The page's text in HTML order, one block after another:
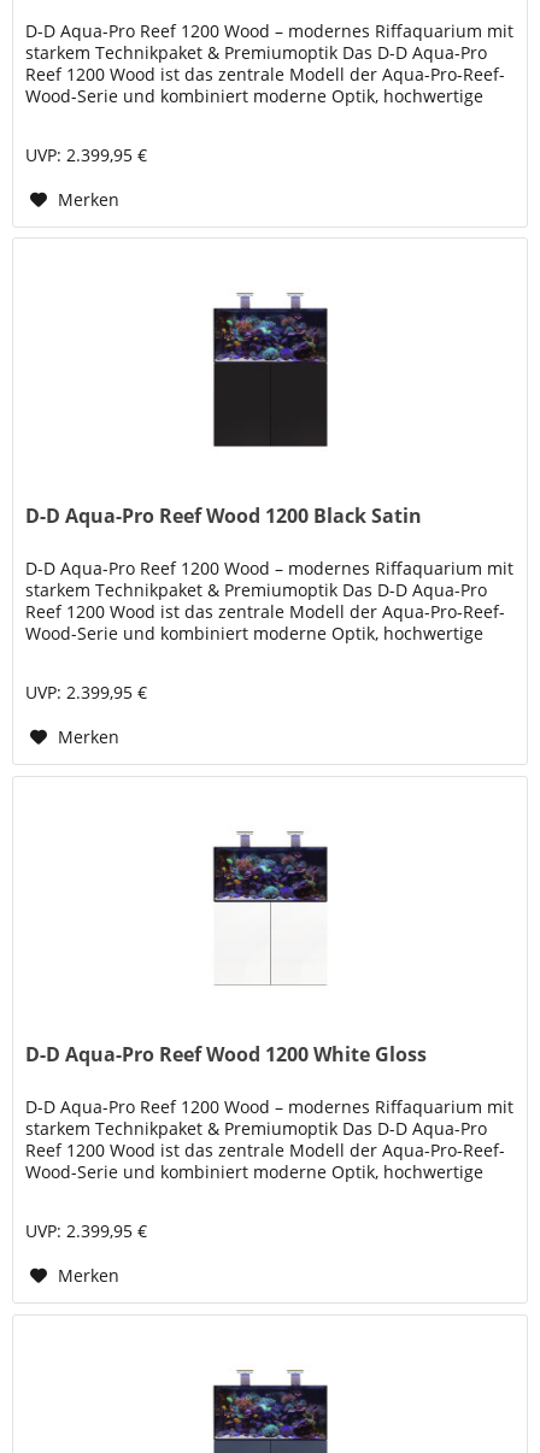
D-D Aqua-Pro Reef 1200 Wood – modernes Riffaquarium mit
starkem Technikpaket & Premiumoptik Das D-D Aqua-Pro
Reef 1200 Wood ist das zentrale Modell der Aqua-Pro-Reef-
Wood-Serie und kombiniert moderne Optik, hochwertige
UVP: 2.399,95 €
Merken
D-D Aqua-Pro Reef Wood 1200 Black Satin
D-D Aqua-Pro Reef 1200 Wood – modernes Riffaquarium mit
starkem Technikpaket & Premiumoptik Das D-D Aqua-Pro
Reef 1200 Wood ist das zentrale Modell der Aqua-Pro-Reef-
Wood-Serie und kombiniert moderne Optik, hochwertige
UVP: 2.399,95 €
Merken
D-D Aqua-Pro Reef Wood 1200 White Gloss
D-D Aqua-Pro Reef 1200 Wood – modernes Riffaquarium mit
starkem Technikpaket & Premiumoptik Das D-D Aqua-Pro
Reef 1200 Wood ist das zentrale Modell der Aqua-Pro-Reef-
Wood-Serie und kombiniert moderne Optik, hochwertige
UVP: 2.399,95 €
Merken